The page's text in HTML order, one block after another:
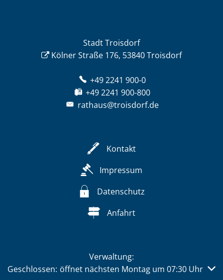
Stadt Troisdorf
Kölner Straße 176, 53840 Troisdorf
+49 2241 900-0
+49 2241 900-800
rathaus@troisdorf.de
Kontakt
Impressum
Datenschutz
Anfahrt
Verwaltung:
Klicken, um weitere Öffnungs- oder Schließzeiten
Geschlossen: öffnet nächsten Montag um 07:30 Uhr